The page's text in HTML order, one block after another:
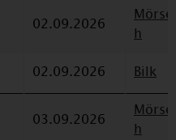
02.09.2026
h
02.09.2026
Bilk
03.09.2026
h